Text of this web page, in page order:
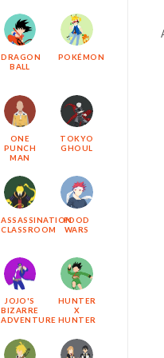
DRAGON
BALL
POKÉMON
ONE
PUNCH
MAN
TOKYO
GHOUL
ASSASSINATION
CLASSROOM
FOOD
WARS
JOJO'S
BIZARRE
ADVENTURE
HUNTER
X
HUNTER